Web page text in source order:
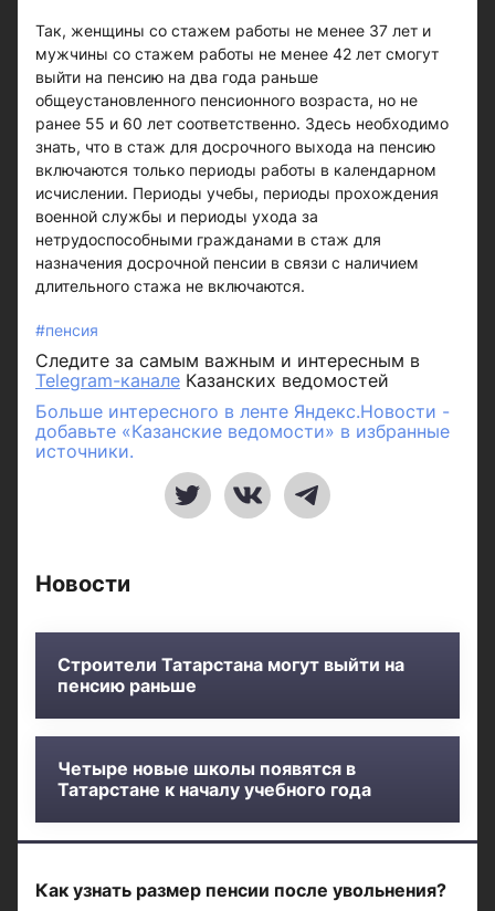
Так, женщины со стажем работы не менее 37 лет и
мужчины со стажем работы не менее 42 лет смогут
выйти на пенсию на два года раньше
общеустановленного пенсионного возраста, но не
ранее 55 и 60 лет соответственно. Здесь необходимо
знать, что в стаж для досрочного выхода на пенсию
включаются только периоды работы в календарном
исчислении. Периоды учебы, периоды прохождения
военной службы и периоды ухода за
нетрудоспособными гражданами в стаж для
назначения досрочной пенсии в связи с наличием
длительного стажа не включаются.
#пенсия
Следите за самым важным и интересным в
Telegram-канале Казанских ведомостей
Больше интересного в ленте Яндекс.Новости -
добавьте «Казанские ведомости» в избранные
источники.
Новости
Строители Татарстана могут выйти на
пенсию раньше
Четыре новые школы появятся в
Татарстане к началу учебного года
Как узнать размер пенсии после увольнения?